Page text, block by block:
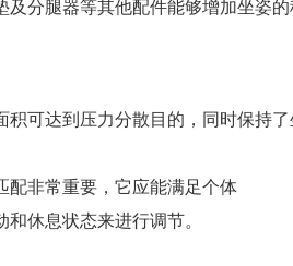
及分腿器等其他配件能够增加坐姿
积可达到压力分散目的，同时保持
配非常重要，它应能满足个体
休息状态来进行调节。